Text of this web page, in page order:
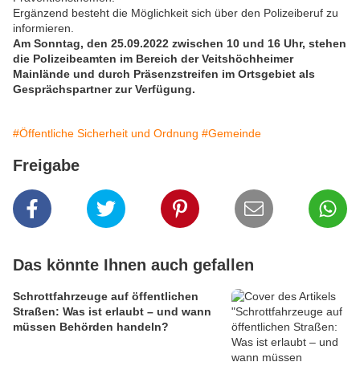
Ergänzend besteht die Möglichkeit sich über den Polizeiberuf zu
informieren.
Am Sonntag, den 25.09.2022 zwischen 10 und 16 Uhr, stehen
die Polizeibeamten im Bereich der Veitshöchheimer
Mainlände und durch Präsenzstreifen im Ortsgebiet als
Gesprächspartner zur Verfügung.
#Öffentliche Sicherheit und Ordnung #Gemeinde
Freigabe
Das könnte Ihnen auch gefallen
Schrottfahrzeuge auf öffentlichen
Straßen: Was ist erlaubt – und wann
müssen Behörden handeln?